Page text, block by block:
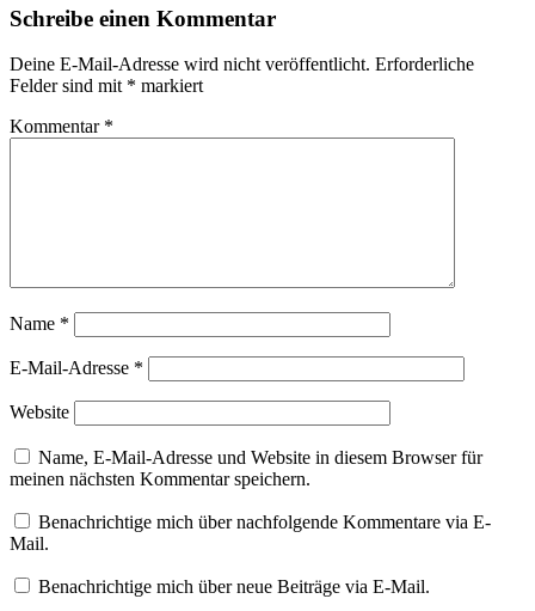
Schreibe einen Kommentar
Deine E-Mail-Adresse wird nicht veröffentlicht. Erforderliche
Felder sind mit * markiert
Kommentar *
Name *
E-Mail-Adresse *
Website
Name, E-Mail-Adresse und Website in diesem Browser für
meinen nächsten Kommentar speichern.
Benachrichtige mich über nachfolgende Kommentare via E-
Mail.
Benachrichtige mich über neue Beiträge via E-Mail.